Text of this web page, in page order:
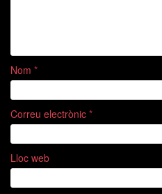
Nom *
Correu electrònic *
Lloc web